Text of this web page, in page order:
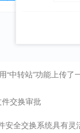
“中转站”功能上传
交换审批
安全交换系统具有